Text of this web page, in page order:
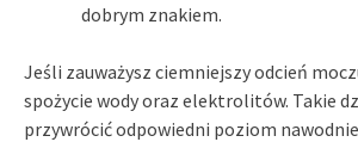
dobrym znakiem.
Jeśli zauważysz ciemniejszy odcień
spożycie wody oraz elektrolitów. Takie
przywrócić odpowiedni poziom